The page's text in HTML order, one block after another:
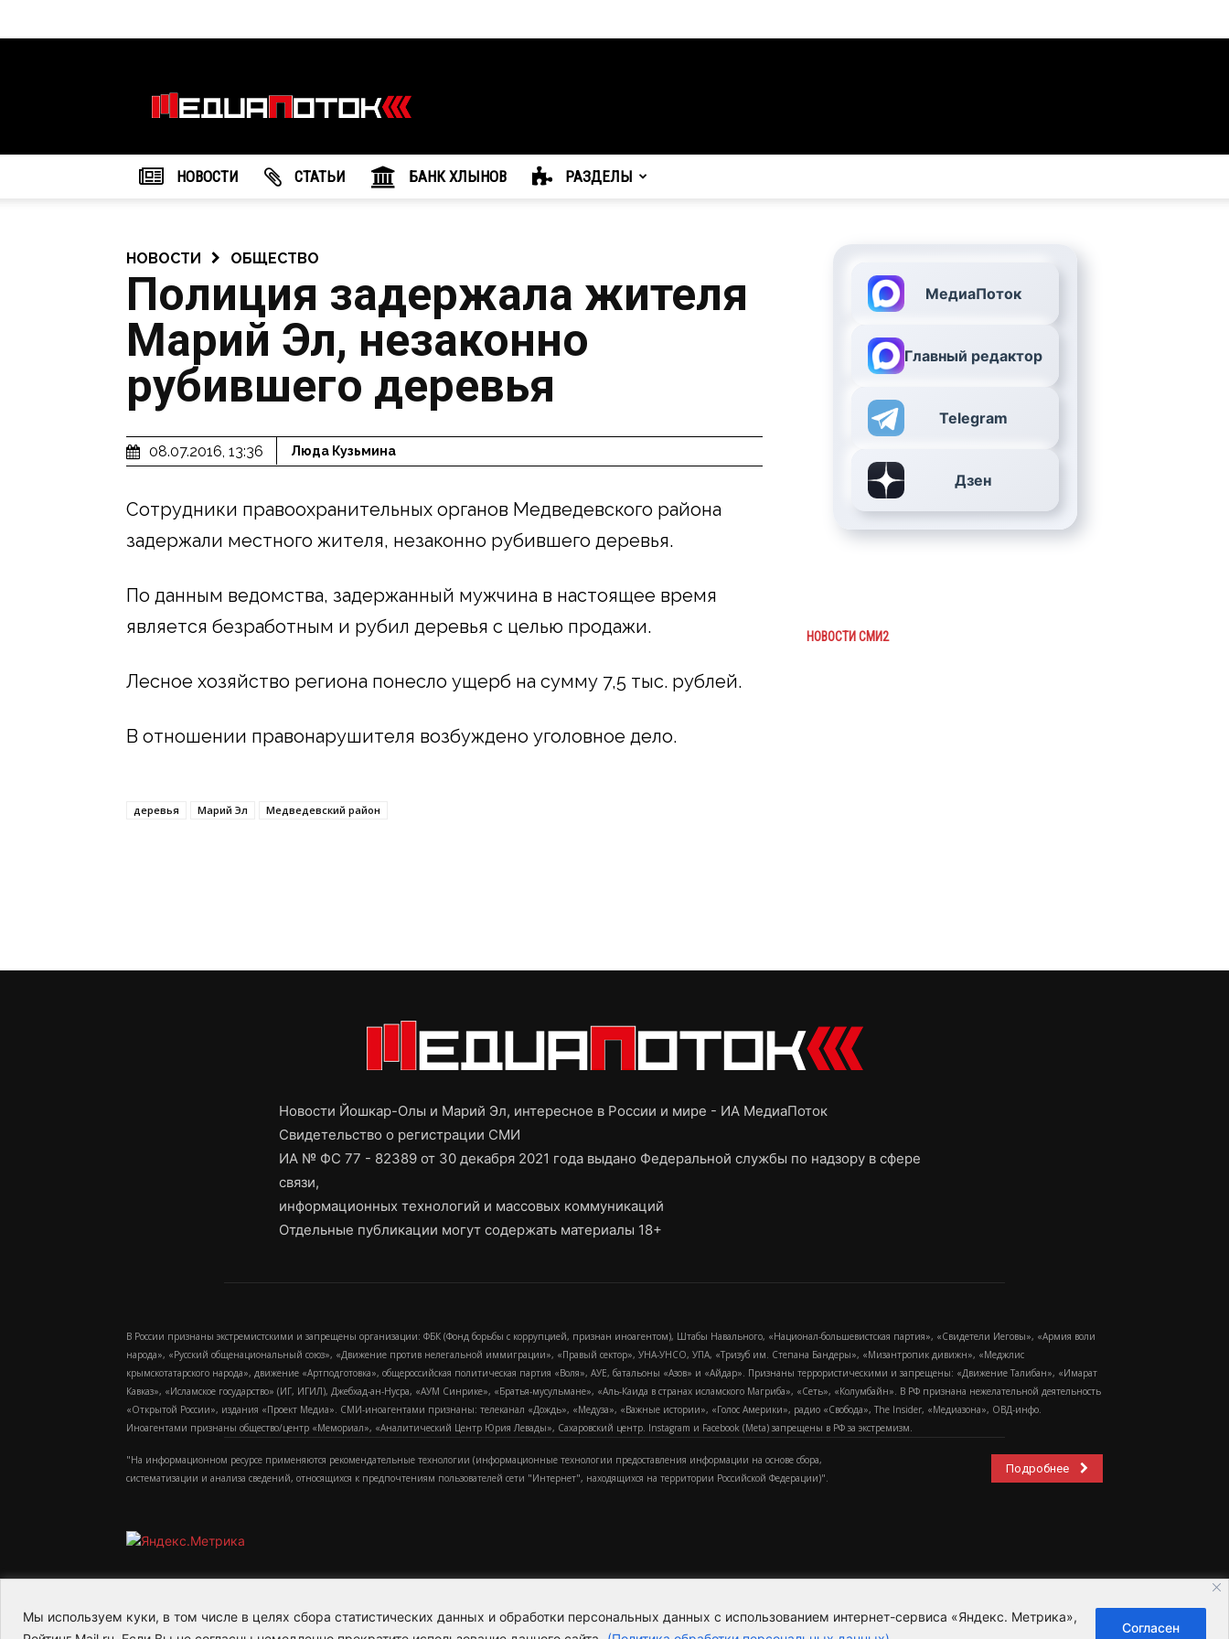
Мы используем куки, в том числе в целях сбора статистических данных и обработки персональных данных с использованием интернет-сервиса «Яндекс. Метрика»,
Согласен
агентство
"МедиаПоток"
НОВОСТИ CТАТЬИ БАНК ХЛЫНОВ РАЗДЕЛЫ
НОВОСТИ ОБЩЕСТВО
Полиция задержала жителя
Марий Эл, незаконно
рубившего деревья
08.07.2016, 13:36 Люда Кузьмина
Сотрудники правоохранительных органов Медведевского района
задержали местного жителя, незаконно рубившего деревья.
По данным ведомства, задержанный мужчина в настоящее время
является безработным и рубил деревья с целью продажи.
Лесное хозяйство региона понесло ущерб на сумму 7,5 тыс. рублей.
В отношении правонарушителя возбуждено уголовное дело.
деревья Марий Эл Медведевский район
МедиаПоток
Главный редактор
Telegram
Дзен
НОВОСТИ СМИ2
Новости Йошкар-Олы и Марий Эл, интересное в России и мире - ИА МедиаПоток
Свидетельство о регистрации СМИ
ИА № ФС 77 - 82389 от 30 декабря 2021 года выдано Федеральной службы по надзору в сфере
связи,
информационных технологий и массовых коммуникаций
Отдельные публикации могут содержать материалы 18+
В России признаны экстремистскими и запрещены организации: ФБК (Фонд борьбы с коррупцией, признан иноагентом), Штабы Навального, «Национал-большевистская партия», «Свидетели Иеговы», «Армия воли
народа», «Русский общенациональный союз», «Движение против нелегальной иммиграции», «Правый сектор», УНА-УНСО, УПА, «Тризуб им. Степана Бандеры», «Мизантропик дивижн», «Меджлис
крымскотатарского народа», движение «Артподготовка», общероссийская политическая партия «Воля», АУЕ, батальоны «Азов» и «Айдар». Признаны террористическими и запрещены: «Движение Талибан», «Имарат
Кавказ», «Исламское государство» (ИГ, ИГИЛ), Джебхад-ан-Нусра, «АУМ Синрике», «Братья-мусульмане», «Аль-Каида в странах исламского Магриба», «Сеть», «Колумбайн». В РФ признана нежелательной деятельность
«Открытой России», издания «Проект Медиа». СМИ-иноагентами признаны: телеканал «Дождь», «Медуза», «Важные истории», «Голос Америки», радио «Свобода», The Insider, «Медиазона», ОВД-инфо.
Иноагентами признаны общество/центр «Мемориал», «Аналитический Центр Юрия Левады», Сахаровский центр. Instagram и Facebook (Metа) запрещены в РФ за экстремизм.
"На информационном ресурсе применяются рекомендательные технологии (информационные технологии предоставления информации на основе сбора,
систематизации и анализа сведений, относящихся к предпочтениям пользователей сети "Интернет", находящихся на территории Российской Федерации)".
Подробнее
2015-2026- Информационное агентство МедиаПоток Для справки Пользовательское соглашение